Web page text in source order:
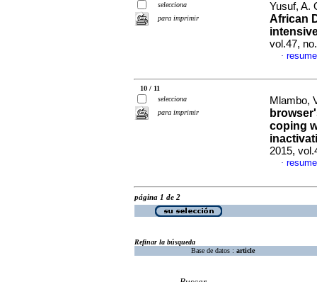
selecciona
para imprimir
Yusuf, A.
African
vol.47,
·
10 / 11
selecciona
para imprimir
Mlambo,
coping
2015,
·
página 1 de 2
Refinar la búsqueda
Base de datos : article